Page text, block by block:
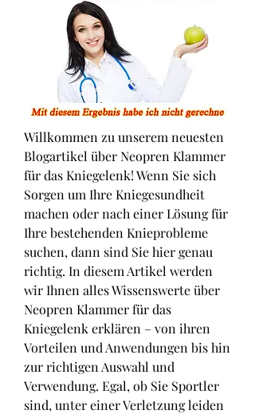
Willkommen zu unserem neuesten
Blogartikel über Neopren Klammer
für das Kniegelenk! Wenn Sie sich
Sorgen um Ihre Kniegesundheit
machen oder nach einer Lösung für
Ihre bestehenden Knieprobleme
suchen, dann sind Sie hier genau
richtig. In diesem Artikel werden
wir Ihnen alles Wissenswerte über
Neopren Klammer für das
Kniegelenk erklären – von ihren
Vorteilen und Anwendungen bis hin
zur richtigen Auswahl und
Verwendung. Egal, ob Sie Sportler
sind, unter einer Verletzung leiden